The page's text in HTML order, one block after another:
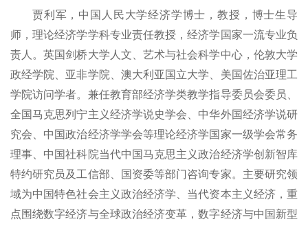
贾利军，中国人民大学经济学博士，教授，博士生导
师，理论经济学学科专业责任教授，经济学国家一流专业负
责人。英国剑桥大学人文、艺术与社会科学中心，伦敦大学
政经学院、亚非学院、澳大利亚国立大学、美国佐治亚理工
学院访问学者。兼任教育部经济学类教学指导委员会委员、
全国马克思列宁主义经济学说史学会、中华外国经济学说研
究会、中国政治经济学学会等理论经济学国家一级学会常务
理事、中国社科院当代中国马克思主义政治经济学创新智库
特约研究员及工信部、国资委等部门咨询专家。主要研究领
域为中国特色社会主义政治经济学、当代资本主义经济，重
点围绕数字经济与全球政治经济变革，数字经济与中国新型